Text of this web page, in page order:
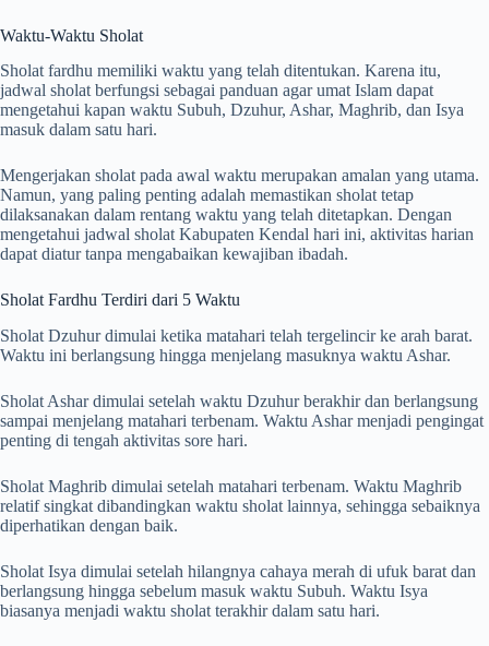
Waktu-Waktu Sholat
Sholat fardhu memiliki waktu yang telah ditentukan. Karena itu,
jadwal sholat berfungsi sebagai panduan agar umat Islam dapat
mengetahui kapan waktu Subuh, Dzuhur, Ashar, Maghrib, dan Isya
masuk dalam satu hari.
Mengerjakan sholat pada awal waktu merupakan amalan yang utama.
Namun, yang paling penting adalah memastikan sholat tetap
dilaksanakan dalam rentang waktu yang telah ditetapkan. Dengan
mengetahui jadwal sholat Kabupaten Kendal hari ini, aktivitas harian
dapat diatur tanpa mengabaikan kewajiban ibadah.
Sholat Fardhu Terdiri dari 5 Waktu
Sholat Dzuhur dimulai ketika matahari telah tergelincir ke arah barat.
Waktu ini berlangsung hingga menjelang masuknya waktu Ashar.
Sholat Ashar dimulai setelah waktu Dzuhur berakhir dan berlangsung
sampai menjelang matahari terbenam. Waktu Ashar menjadi pengingat
penting di tengah aktivitas sore hari.
Sholat Maghrib dimulai setelah matahari terbenam. Waktu Maghrib
relatif singkat dibandingkan waktu sholat lainnya, sehingga sebaiknya
diperhatikan dengan baik.
Sholat Isya dimulai setelah hilangnya cahaya merah di ufuk barat dan
berlangsung hingga sebelum masuk waktu Subuh. Waktu Isya
biasanya menjadi waktu sholat terakhir dalam satu hari.